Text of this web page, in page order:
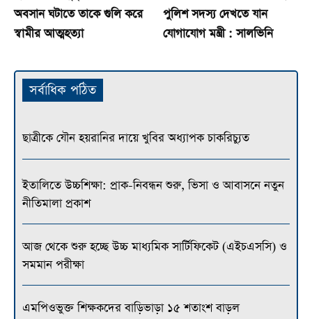
অবসান ঘটাতে তাকে গুলি করে
স্বামীর আত্মহত্যা
পুলিশ সদস্য দেখতে যান
যোগাযোগ মন্ত্রী : সালভিনি
সর্বাধিক পঠিত
ছাত্রীকে যৌন হয়রানির দায়ে খুবির অধ্যাপক চাকরিচ্যুত
ইতালিতে উচ্চশিক্ষা: প্রাক-নিবন্ধন শুরু, ভিসা ও আবাসনে নতুন
নীতিমালা প্রকাশ
আজ থেকে শুরু হচ্ছে উচ্চ মাধ্যমিক সার্টিফিকেট (এইচএসসি) ও
সমমান পরীক্ষা
এমপিওভুক্ত শিক্ষকদের বাড়িভাড়া ১৫ শতাংশ বাড়ল